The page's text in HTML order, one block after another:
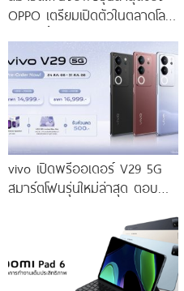
OPPO เตรียมเปิดตัวในตลาดโลก
vivo เปิดพรีออเดอร์ V29 5G
สมาร์ตโฟนรุ่นใหม่ล่าสุด ตอบ
ราคาเริ่มต้นเพียง 14,999 บาท
จัดเต็มกับโปรโมชันพิเศษก่อนใคร